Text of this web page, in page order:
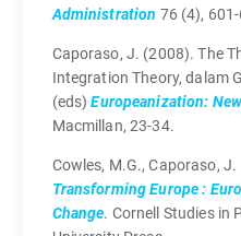
Administration 76 (4),
Caporaso, J. (2008). The
Integration Theory, dalam
(eds)Europeanization:
Macmillan, 23-34.
Cowles, M.G., Caporaso,
Transforming Europe :
Change. Cornell Studies in